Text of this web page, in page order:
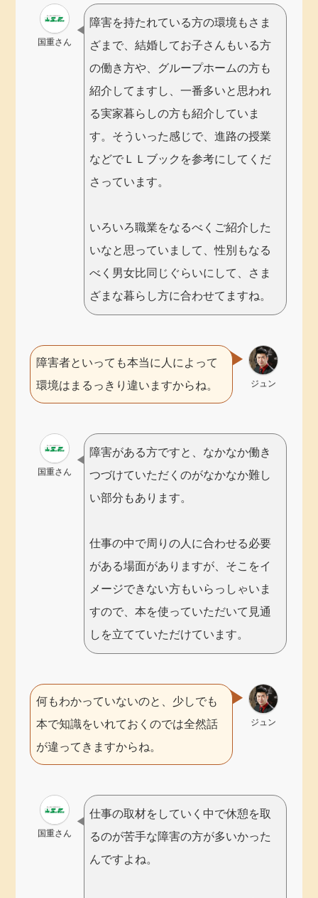
国重さん
障害を持たれている方の環境もさま
ざまで、結婚してお子さんもいる方
の働き方や、グループホームの方も
紹介してますし、一番多いと思われ
る実家暮らしの方も紹介していま
す。そういった感じで、進路の授業
などでＬＬブックを参考にしてくだ
さっています。
いろいろ職業をなるべくご紹介した
いなと思っていまして、性別もなる
べく男女比同じぐらいにして、さま
ざまな暮らし方に合わせてますね。
ジュン
障害者といっても本当に人によって
環境はまるっきり違いますからね。
国重さん
障害がある方ですと、なかなか働き
つづけていただくのがなかなか難し
い部分もあります。
仕事の中で周りの人に合わせる必要
がある場面がありますが、そこをイ
メージできない方もいらっしゃいま
すので、本を使っていただいて見通
しを立てていただけています。
ジュン
何もわかっていないのと、少しでも
本で知識をいれておくのでは全然話
が違ってきますからね。
国重さん
仕事の取材をしていく中で休憩を取
るのが苦手な障害の方が多いかった
んですよね。